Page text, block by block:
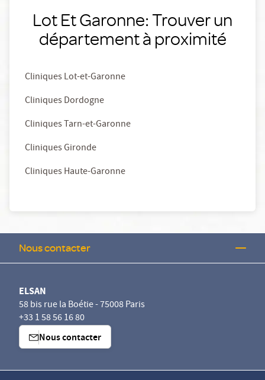
Lot Et Garonne: Trouver un
département à proximité
Cliniques Lot-et-Garonne
Cliniques Dordogne
Cliniques Tarn-et-Garonne
Cliniques Gironde
Cliniques Haute-Garonne
Nous contacter
ELSAN
58 bis rue la Boétie - 75008 Paris
+33 1 58 56 16 80
Nous contacter